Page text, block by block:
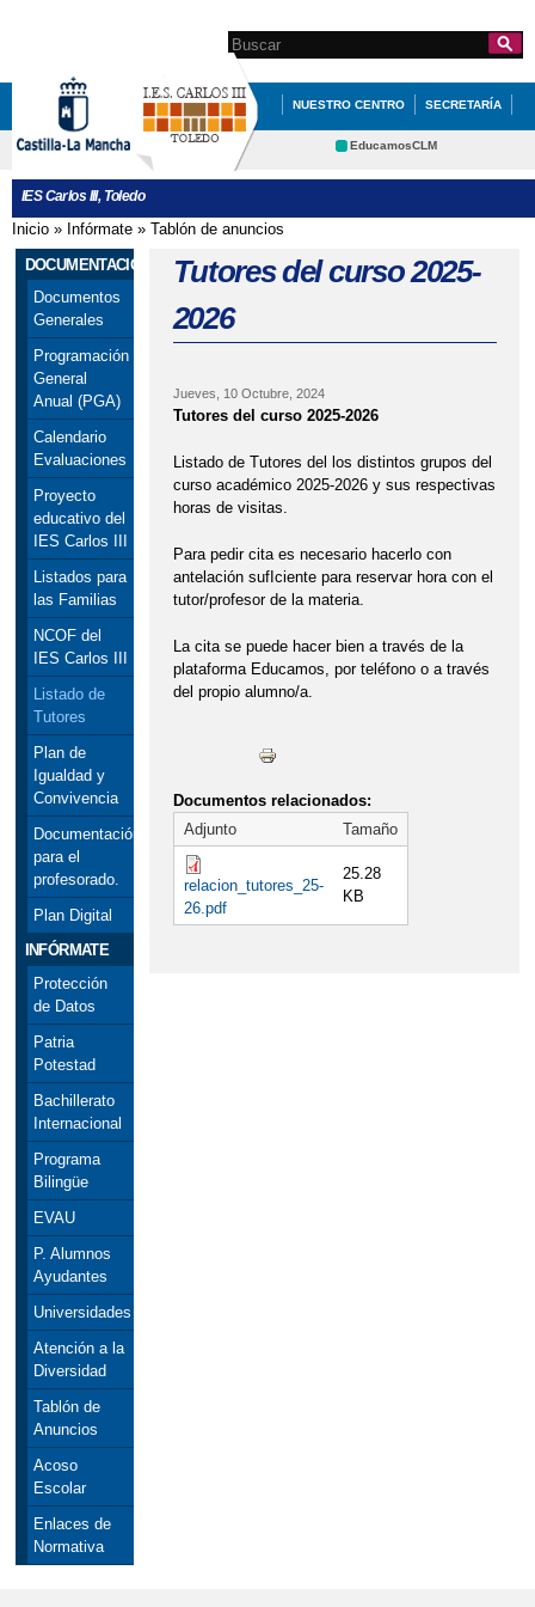
contenido
principal
Formulario de
búsqueda
Search this site
NUESTRO CENTRO SECRETARÍA
DOCUMENTACIÓN INFÓRMATE
EducamosCLM
Contacto
IES Carlos III, Toledo
Se encuentra usted aquí
Inicio » Infórmate » Tablón de anuncios
DOCUMENTACIÓN
Documentos
Generales
Programación
General
Anual (PGA)
Calendario
Evaluaciones
Proyecto
educativo del
IES Carlos III
Listados para
las Familias
NCOF del
IES Carlos III
Listado de
Tutores
Plan de
Igualdad y
Convivencia
Documentación
para el
profesorado.
Plan Digital
INFÓRMATE
Protección
de Datos
Patria
Potestad
Bachillerato
Internacional
Programa
Bilingüe
EVAU
P. Alumnos
Ayudantes
Universidades
Atención a la
Diversidad
Tablón de
Anuncios
Acoso
Escolar
Enlaces de
Normativa
Tutores del curso 2025-
2026
Jueves, 10 Octubre, 2024
Tutores del curso 2025-2026
Listado de Tutores del los distintos grupos del
curso académico 2025-2026 y sus respectivas
horas de visitas.
Para pedir cita es necesario hacerlo con
antelación sufIciente para reservar hora con el
tutor/profesor de la materia.
La cita se puede hacer bien a través de la
plataforma Educamos, por teléfono o a través
del propio alumno/a.
Documentos relacionados:
Adjunto
Tamaño
relacion_tutores_25-
26.pdf
25.28
KB